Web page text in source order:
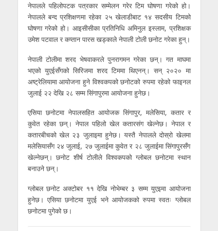
नेपालले पहिलोपटक पत्रकार सम्मेलन गरेर टिम घोषणा गरेको हो।
नेपालले बन्द प्रशिक्षणमा रहेका २५ खेलाडीबाट १४ सदसीय टिमको
घोषणा गरेको हो। आइसीसीका प्रतिनिधि अमिनुल इस्लाम, प्रशिक्षक
उमेश पटवाल र कप्तान पारस खड्काले नेपाली टोली छनोट गरेका हुन्।
नेपाली टोलीमा शरद भेषवाकरले पुनरागमन गरेका छन्। गत माघमा
भएको युएईसँगको सिरिजमा शरद टिममा थिएनन्। सन् २०२० मा
अष्ट्रेलियामा आयोजना हुने विश्वकपको छनोटको रुपमा रहेको फाइनल
जुलाई २२ देखि २८ सम्म सिंगापुरमा आयोजना हुनेछ।
एसिया छनोटमा नेपालसहित आयोजक सिंगापुर, मलेसिया, कतार र
कुवेत रहेका छन्। नेपाल पहिलो खेल कतारसंग खेल्नेछ। नेपाल र
कतारबीचको खेल २३ जुलाइमा हुनेछ। यस्तै नेपालले दोस्रो खेलमा
मलेसियासँग २४ जुलाई, २७ जुलाईमा कुवेत र २८ जुलाईमा सिंगापुरसँग
खेल्नेछन्। छनोट शीर्ष टोलीले विश्वकपको ग्लोबल छनोटमा स्थान
बनाउने छन्।
ग्लोबल छनोट अक्टोबर ११ देखि नोभेम्बर ३ सम्म युएइमा आयोजना
हुनेछ। एसिया छनोटमा युएई भने आयोजकको रुपमा स्वतः ग्लोबल
छनोटमा पुगेको छ।